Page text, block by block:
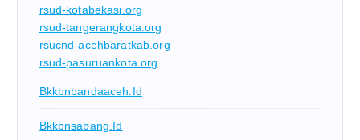
rsud-kotabekasi.org
rsud-tangerangkota.org
rsucnd-acehbaratkab.org
rsud-pasuruankota.org
Bkkbnbandaaceh.id
Bkkbnsabang.id